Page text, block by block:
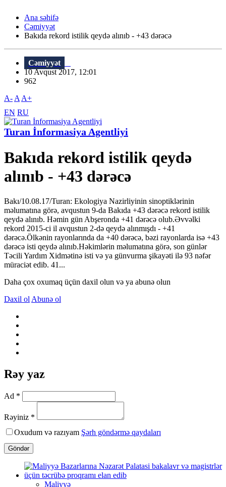
Ana səhifə
Cəmiyyət
Bakıda rekord istilik qeydə alınıb - +43 dərəcə
Cəmiyyət
10 Avqust 2017, 12:01
962
A- A A+
EN RU
Turan İnformasiya Agentliyi
Bakıda rekord istilik qeydə
alınıb - +43 dərəcə
Bakı/10.08.17/Turan: Ekologiya Nazirliyinin sinoptiklərinin
məlumatına görə, avqustun 9-da Bakıda +43 dərəcə rekord istilik
qeydə alınıb. Həmin gün Abşeronda +41 dərəcə olub.Əvvəlki
rekord 2015-ci il avqustun 2-də qeydə alınmışdı - +41
dərəcə.Ölkənin rayonlarında da +40 dərəcə, bəzi rayonlarda isə +43
dərəcə isti qeydə alınıb.Həkimlərin məlumatına görə, son günlər
Təcili Yardım Xidmətinə isti və ya günvurma şikayəti ilə 93 nəfər
müraciət edib. 41...
Daha çox oxumaq üçün daxil olun və ya abunə olun
Daxil ol Abunə ol
Rəy yaz
Ad *
Rəyiniz *
Oxudum və razıyam Şərh göndərmə qaydaları
Göndər
Maliyyə